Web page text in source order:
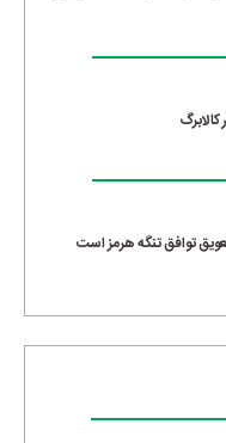
کالابرگ
توافق تنگه هرمز است